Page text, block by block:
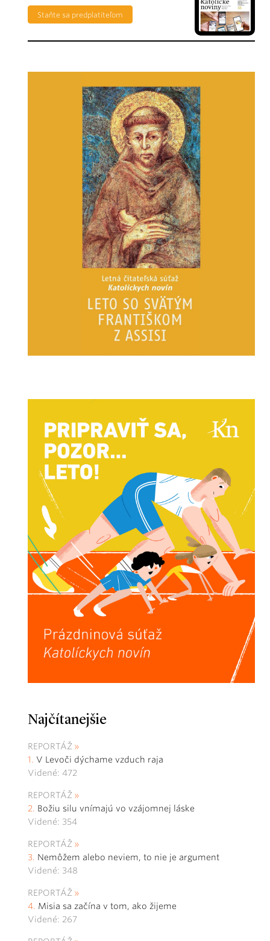
Staňte sa predplatiteľom
Najčítanejšie
REPORTÁŽ
V Levoči dýchame vzduch raja
Videné: 472
REPORTÁŽ
Božiu silu vnímajú vo vzájomnej láske
Videné: 354
REPORTÁŽ
Nemôžem alebo neviem, to nie je argument
Videné: 348
REPORTÁŽ
Misia sa začína v tom, ako žijeme
Videné: 267